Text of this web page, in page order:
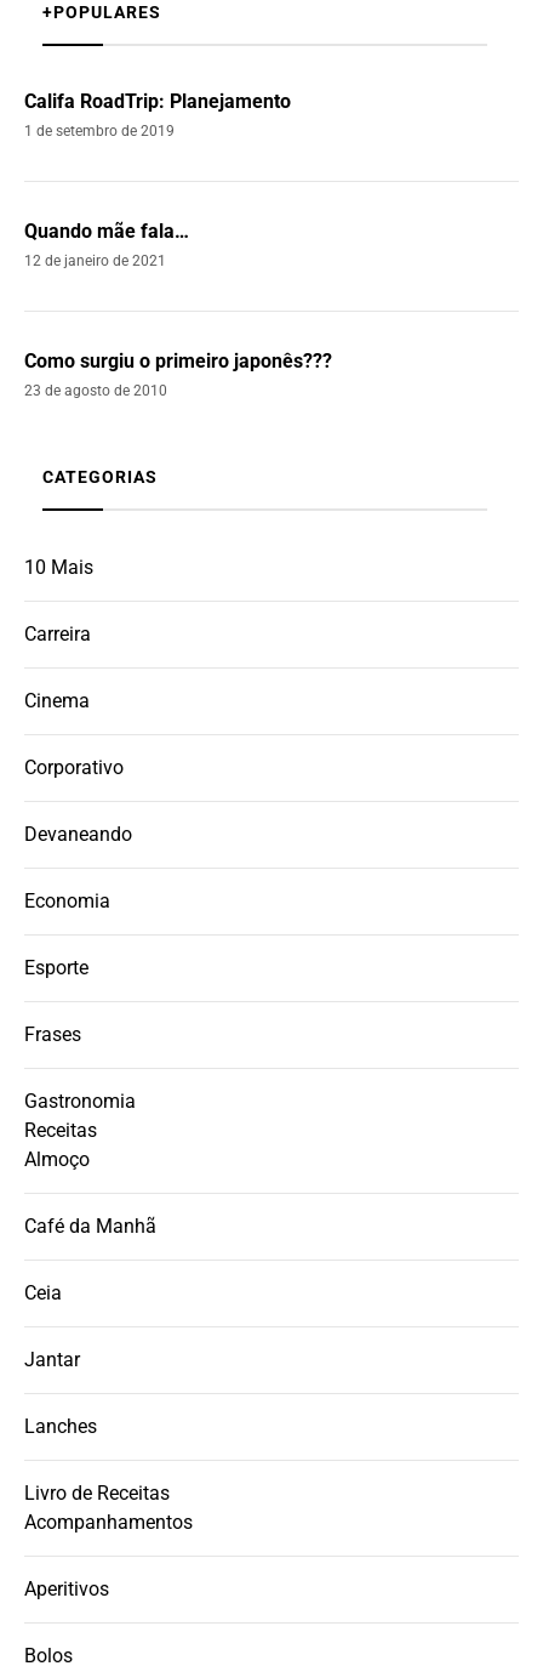
+POPULARES
Califa RoadTrip: Planejamento
1 de setembro de 2019
Quando mãe fala…
12 de janeiro de 2021
Como surgiu o primeiro japonês???
23 de agosto de 2010
CATEGORIAS
10 Mais
Carreira
Cinema
Corporativo
Devaneando
Economia
Esporte
Frases
Gastronomia
Receitas
Almoço
Café da Manhã
Ceia
Jantar
Lanches
Livro de Receitas
Acompanhamentos
Aperitivos
Bolos